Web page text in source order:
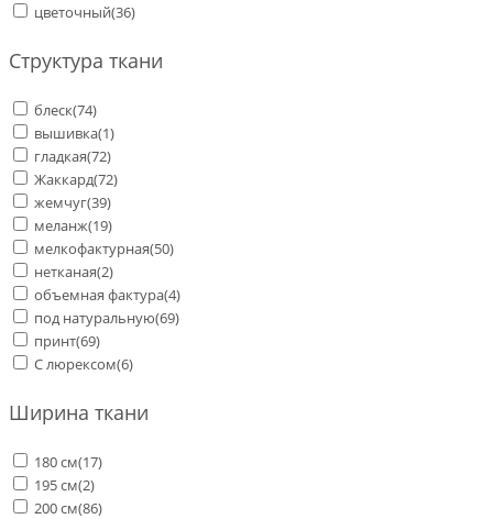
цветочный(36)
Структура ткани
блеск(74)
вышивка(1)
гладкая(72)
Жаккард(72)
жемчуг(39)
меланж(19)
мелкофактурная(50)
нетканая(2)
объемная фактура(4)
под натуральную(69)
принт(69)
С люрексом(6)
Ширина ткани
180 см(17)
195 см(2)
200 см(86)